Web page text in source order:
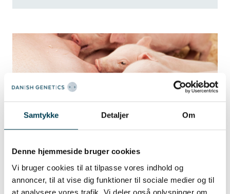
Samtykke Detaljer Om
Denne hjemmeside bruger cookies
Vi bruger cookies til at tilpasse vores indhold og
annoncer, til at vise dig funktioner til sociale medier og til
at analysere vores trafik. Vi deler også oplysninger om
Reproducción